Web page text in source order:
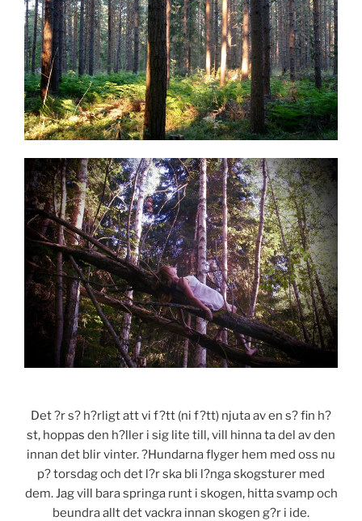
Det ?r s? h?rligt att vi f?tt (ni f?tt) njuta av en s? fin h?
st, hoppas den h?ller i sig lite till, vill hinna ta del av den
innan det blir vinter. ?Hundarna flyger hem med oss nu
p? torsdag och det l?r ska bli l?nga skogsturer med
dem. Jag vill bara springa runt i skogen, hitta svamp och
beundra allt det vackra innan skogen g?r i ide.